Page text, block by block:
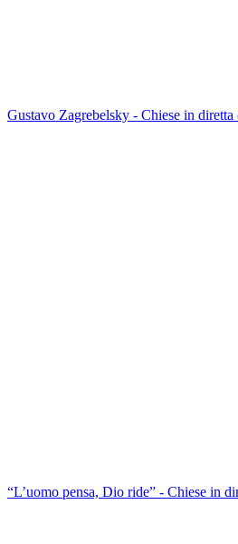
Gustavo Zagrebelsky - Chiese in diretta
“L’uomo pensa, Dio ride” - Chiese in